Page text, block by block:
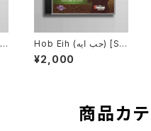
Hob Eih (حب ايه) [SC
-003]
¥2,000
商品カ